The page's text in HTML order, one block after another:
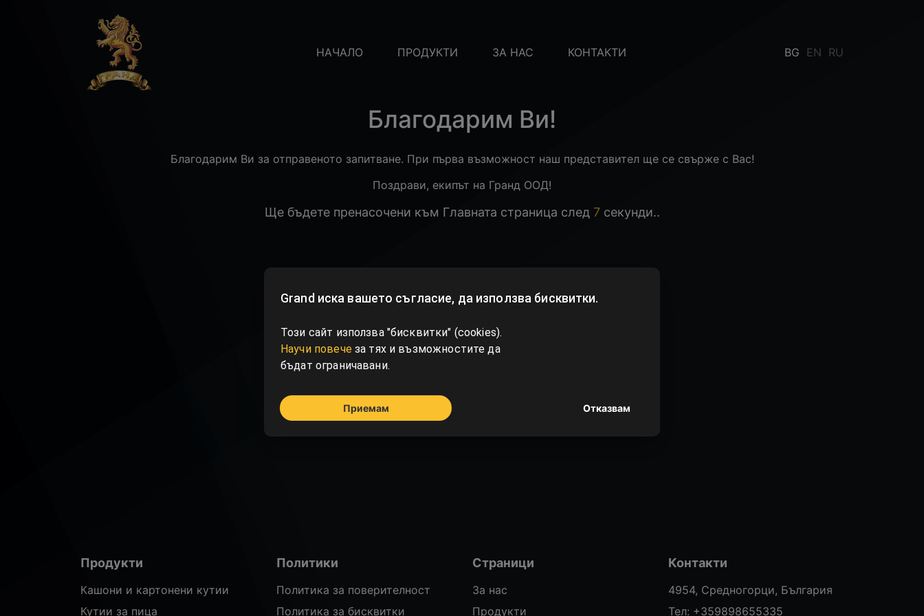
НАЧАЛО ПРОДУКТИ ЗА НАС КОНТАКТИ BG EN RU
Благодарим Ви!
Благодарим Ви за отправеното запитване. При първа възможност наш представител ще се свърже с Вас!
Поздрави, екипът на Гранд ООД!
Ще бъдете пренасочени към Главната страница след6 секунди..
Продукти
Кашони и картонени кутии
Кутии за пица
Политики
Политика за поверителност
Политика за бисквитки
Страници
За нас
Продукти
Контакти
4954, Средногорци, България
Тел: +359898655335
Grand иска вашето съгласие, да използва бисквитки.
Този сайт използва "бисквитки" (cookies).
Научи повече за тях и възможностите да
бъдат ограничавани.
Приемам Отказвам